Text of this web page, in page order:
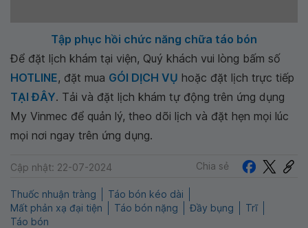
Tập phục hồi chức năng chữa táo bón
Để đặt lịch khám tại viện, Quý khách vui lòng bấm số
HOTLINE, đặt mua GÓI DỊCH VỤ hoặc đặt lịch trực tiếp
TẠI ĐÂY. Tải và đặt lịch khám tự động trên ứng dụng
My Vinmec để quản lý, theo dõi lịch và đặt hẹn mọi lúc
mọi nơi ngay trên ứng dụng.
Cập nhật: 22-07-2024 Chia sẻ
Thuốc nhuận tràng
Táo bón kéo dài
Mất phản xạ đại tiện
Táo bón nặng Đầy bụng
Trĩ
Táo bón